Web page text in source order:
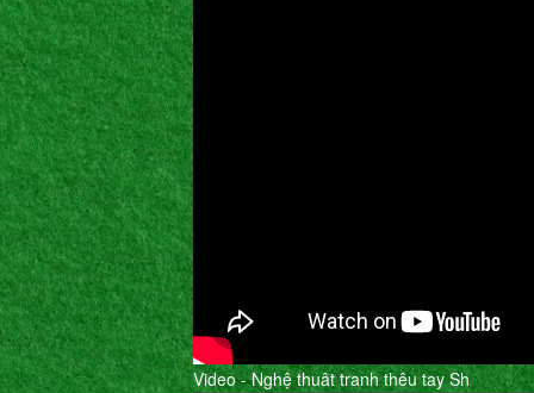
Video - Nghệ thuât tranh thêu tay Sh